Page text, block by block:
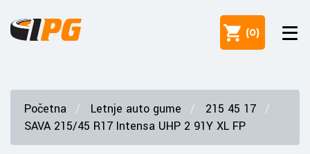
(0)
Početna Letnje auto gume
215 45 17
SAVA 215/45 R17 Intensa UHP 2 91Y XL FP